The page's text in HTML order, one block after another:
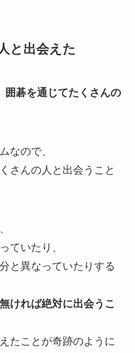
と出会えた
囲碁を通じてたくさんの
なので、
さんの人と出会うこと
ていたり、
と異なっていたりする
ければ絶対に出会うこ
たことが奇跡のように